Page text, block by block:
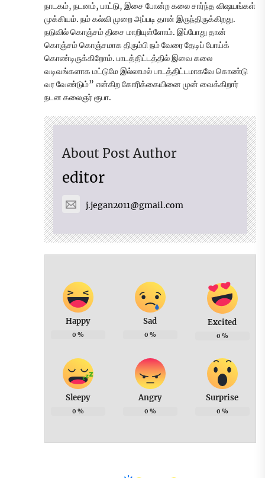
நாடகம், நடனம், பாட்டு, இசை போன்ற கலை சார்ந்த விஷயங்கள்
முக்கியம். நம் கல்வி முறை அப்படி தான் இருந்திருக்கிறது.
நடுவில் கொஞ்சம் திசை மாறியுள்ளோம். இப்போது தான்
கொஞ்சம் கொஞ்சமாக திரும்பி நம் வேரை தேடிப் போய்க்
கொண்டிருக்கிறோம். பாடத்திட்டத்தில் இவை கலை
வடிவங்களாக மட்டுமே இல்லாமல் பாடத்திட்டமாகவே கொண்டு
வர வேண்டும்” என்கிற கோரிக்கையினை முன் வைக்கிறார்
நடன கலைஞர் ரூபா.
About Post Author
editor
j.jegan2011@gmail.com
Happy
0 %
Sad
0 %
Excited
0 %
Sleepy
0 %
Angry
0 %
Surprise
0 %